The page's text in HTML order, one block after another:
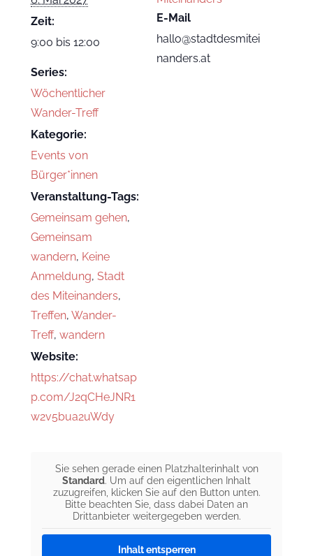
Zeit:
9:00 bis 12:00
Series:
Wöchentlicher
Wander-Treff
Kategorie:
Events von
Bürger*innen
Veranstaltung-Tags:
Gemeinsam gehen,
Gemeinsam
wandern, Keine
Anmeldung, Stadt
des Miteinanders,
Treffen, Wander-
Treff, wandern
Website:
https://chat.whatsap
p.com/J2qCHeJNR1
w2v5bua2uWdy
E-Mail
hallo@stadtdesmitei
nanders.at
Sie sehen gerade einen Platzhalterinhalt von
Standard. Um auf den eigentlichen Inhalt
zuzugreifen, klicken Sie auf den Button unten.
Bitte beachten Sie, dass dabei Daten an
Drittanbieter weitergegeben werden.
Inhalt entsperren